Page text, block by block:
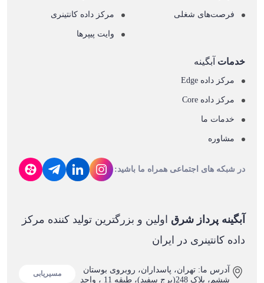
فرصت‌های شغلی مرکز داده کانتینری
وایت پیپرها
خدمات آبگینه
مرکز داده Edge
مرکز داده Core
خدمات ما
مشاوره
در شبکه های اجتماعی همراه ما باشید:
آبگینه پرداز شرق اولین و بزرگترین تولید کننده مرکز
داده کانتینری در ایران
آدرس ما: تهران، پاسداران، روبروی بوستان
ششم، پلاک 248(برج سفید)، طبقه 11 ، واحد
مسیریابی